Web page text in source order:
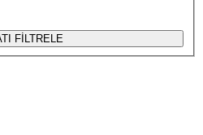
FİLTRELE